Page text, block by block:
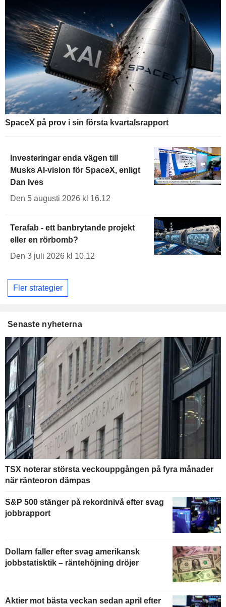
SpaceX på prov i sin första kvartalsrapport
Investeringar enda vägen till
Musks AI-vision för SpaceX, enligt
Dan Ives
Den 5 augusti 2026 kl 16.12
Terafab - ett banbrytande projekt
eller en rörbomb?
Den 3 juli 2026 kl 10.12
Fler strategier
Senaste nyheterna
TSX noterar största veckouppgången på fyra månader
när ränteoron dämpas
S&P 500 stänger på rekordnivå efter svag
jobbrapport
Dollarn faller efter svag amerikansk
jobbstatisktik – räntehöjning dröjer
Aktier mot bästa veckan sedan april efter